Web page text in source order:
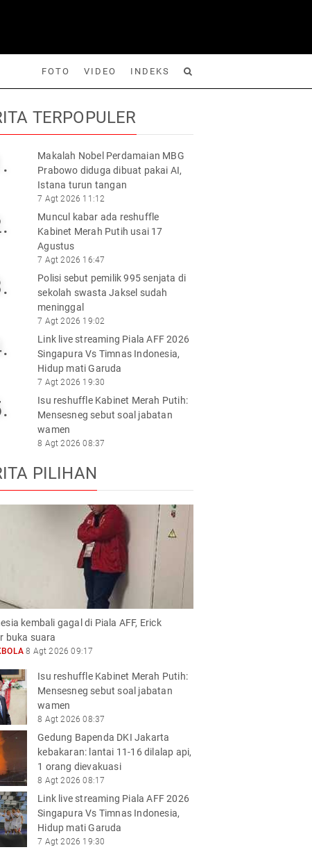
FOTO VIDEO INDEKS
Foto
TERPOPULER
Makalah Nobel Perdamaian MBG
Prabowo diduga dibuat pakai AI,
Istana turun tangan
7 Agt 2026 11:12
Muncul kabar ada reshuffle
Kabinet Merah Putih usai 17
Agustus
7 Agt 2026 16:47
Polisi sebut pemilik 995 senjata di
sekolah swasta Jaksel sudah
meninggal
7 Agt 2026 19:02
Link live streaming Piala AFF 2026
Singapura Vs Timnas Indonesia,
Hidup mati Garuda
7 Agt 2026 19:30
Isu reshuffle Kabinet Merah Putih:
Mensesneg sebut soal jabatan
wamen
8 Agt 2026 08:37
PILIHAN
kembali gagal di Piala AFF, Erick
buka suara
8 Agt 2026 09:17
Isu reshuffle Kabinet Merah Putih:
Mensesneg sebut soal jabatan
wamen
8 Agt 2026 08:37
Gedung Bapenda DKI Jakarta
kebakaran: lantai 11-16 dilalap api,
1 orang dievakuasi
8 Agt 2026 08:17
Link live streaming Piala AFF 2026
Singapura Vs Timnas Indonesia,
Hidup mati Garuda
7 Agt 2026 19:30